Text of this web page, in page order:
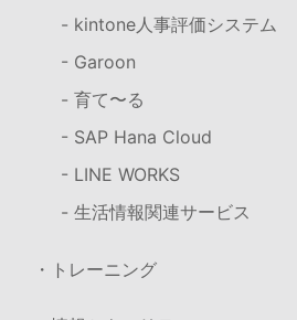
- kintone人事評価システム
- Garoon
- 育て〜る
- SAP Hana Cloud
- LINE WORKS
- 生活情報関連サービス
・トレーニング